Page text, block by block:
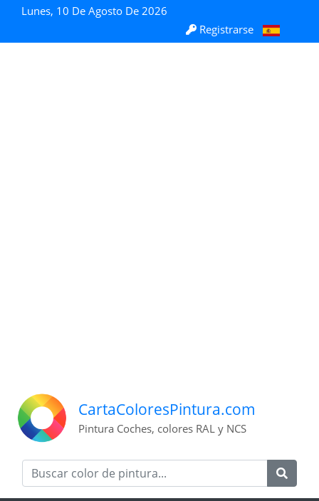
Lunes, 10 De Agosto De 2026
Registrarse
CartaColoresPintura.com
Pintura Coches, colores RAL y NCS